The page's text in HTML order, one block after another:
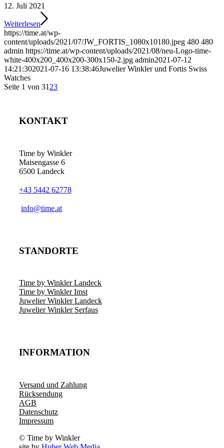
12. Juli 2021
Weiterlesen
https://time.at/wp-
content/uploads/2021/07/JW_FORTIS_1080x10180.jpeg 480 480
admin https://time.at/wp-content/uploads/2021/08/neu-Logo-time-
white-400x200_400x200-300x150-2.jpg admin2021-07-12
14:21:302021-07-16 13:38:46Juwelier Winkler und Fortis Swiss
Watches
Seite 1 von 31 23
KONTAKT
Time by Winkler
Maisengasse 6
6500 Landeck
+43 5442 62778
­info@time.at
STANDORTE
Time by Winkler Landeck
Time by Winkler Imst
Juwelier Winkler Landeck
Juwelier Winkler Serfaus
INFORMATION
Versand und Zahlung
Rücksendung
AGB
Datenschutz
Impressum
© Time by Winkler